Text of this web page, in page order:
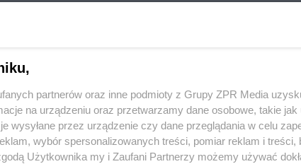
komputerze i tablecie w dwóch wersjach: w
drukowanym lub w wersji online (html). Możesz
PDF na vivelo.pl, drukowanej w salonach
osobowych.
Murator w wersji ON LINE: aby pobrać bezpłatny
rejestracja.
partnerów oraz inne podmioty z Grupy ZPR Media
na urządzeniu oraz przetwarzamy dane osobowe, takie jak
wysyłane przez urządzenie czy dane przeglądania w celu
wybór spersonalizowanych treści, pomiar reklam i treści,
Użytkownika my i Zaufani Partnerzy możemy używać